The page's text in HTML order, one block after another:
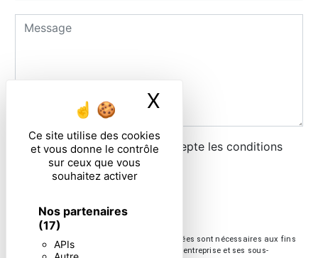
Ce site utilise des cookies
et vous donne le contrôle
sur ceux que vous
souhaitez activer
Nos partenaires
(17)
APIs
X
En cochant cette case, j'accepte les conditions
particulières ci-dessous **
** Les données personnelles communiquées sont nécessaires aux fins
de vous contacter. Elles sont destinées à l'entreprise et ses sous-